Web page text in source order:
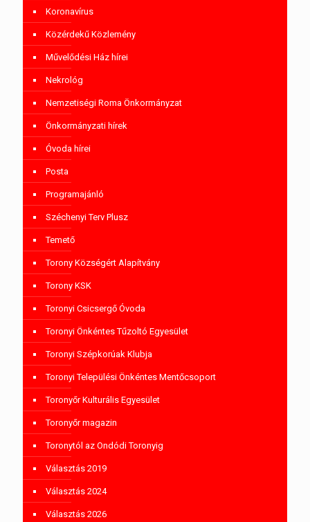
Koronavírus
Közérdekű Közlemény
Művelődési Ház hírei
Nekrológ
Nemzetiségi Roma Önkormányzat
Önkormányzati hírek
Óvoda hírei
Posta
Programajánló
Széchenyi Terv Plusz
Temető
Torony Községért Alapítvány
Torony KSK
Toronyi Csicsergő Óvoda
Toronyi Önkéntes Tűzoltó Egyesület
Toronyi Szépkorúak Klubja
Toronyi Települési Önkéntes Mentőcsoport
Toronyőr Kulturális Egyesület
Toronyőr magazin
Toronytól az Ondódi Toronyig
Választás 2019
Választás 2024
Választás 2026